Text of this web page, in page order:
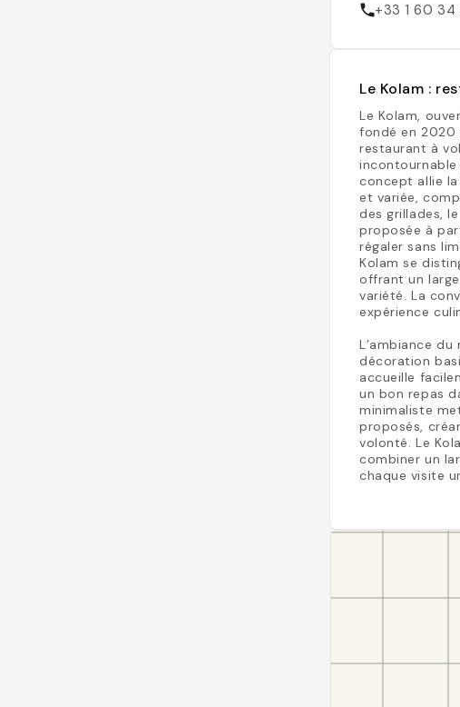
+33 1 60 34
Le Kolam :
Le Kolam,
fondé en 2020
restaurant à
incontournable
concept allie
et variée,
des grillades,
proposée à
régaler sans
Kolam se
offrant un
variété. La
expérience
L’ambiance
décoration
accueille
un bon repas
minimaliste
proposés,
volonté. Le
combiner un
chaque visite